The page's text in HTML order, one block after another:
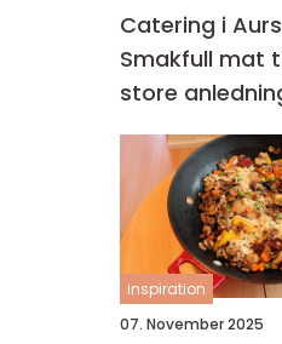
Catering i
Smakfull mat
store
inspiration
07. November 2025